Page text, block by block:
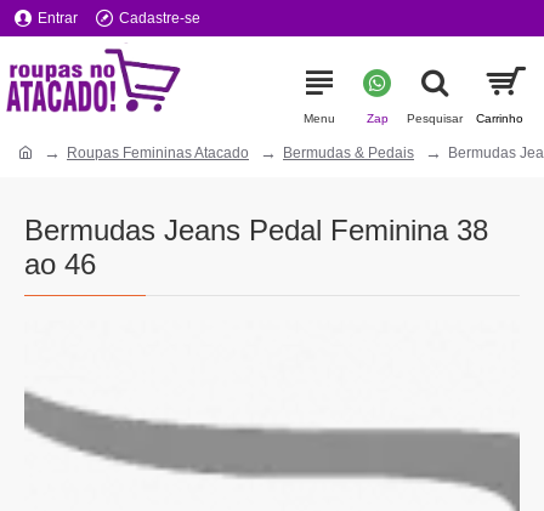
Entrar Cadastre-se
Roupas Femininas Atacado Bermudas & Pedais Bermudas
Bermudas Jeans Pedal Feminina 38
ao 46